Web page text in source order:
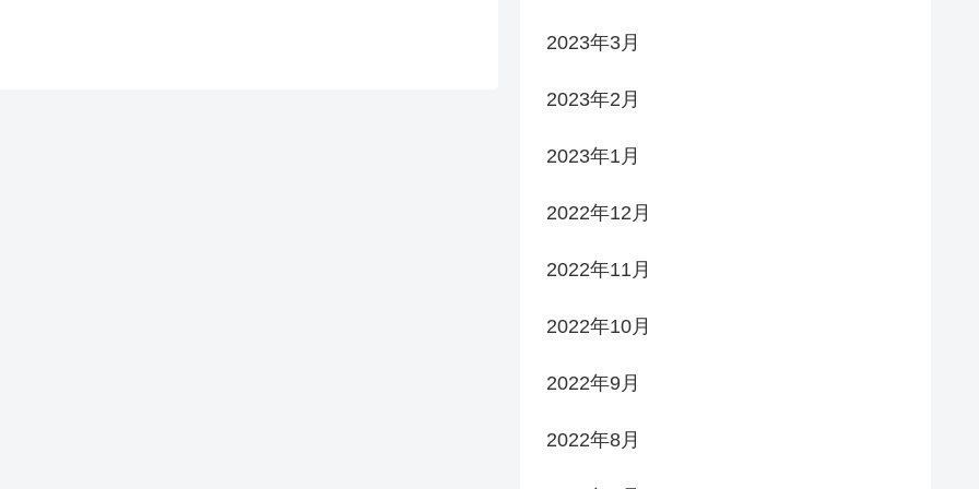
2023年3月
2023年2月
2023年1月
2022年12月
2022年11月
2022年10月
2022年9月
2022年8月